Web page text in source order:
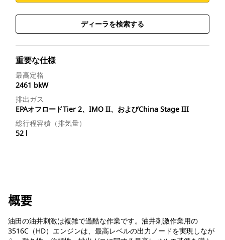
ディーラを検索する
重要な仕様
最高定格
2461 bkW
排出ガス
EPAオフロードTier 2、IMO II、およびChina Stage III
総行程容積（排気量）
52 l
概要
油田の油井刺激は複雑で過酷な作業です。油井刺激作業用の
3516C（HD）エンジンは、最高レベルの出力ノードを実現しなが